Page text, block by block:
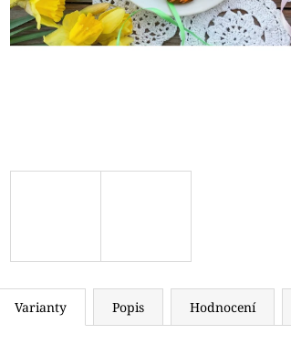
Varianty Popis Hodnocení
VYKRAJOVÁTKO SNĚHULÁK S ČEPICÍ
71 Kč